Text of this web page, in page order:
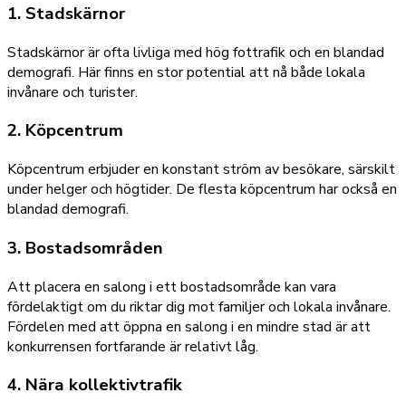
1. Stadskärnor
Stadskärnor är ofta livliga med hög fottrafik och en blandad
demografi. Här finns en stor potential att nå både lokala
invånare och turister.
2. Köpcentrum
Köpcentrum erbjuder en konstant ström av besökare, särskilt
under helger och högtider. De flesta köpcentrum har också en
blandad demografi.
3. Bostadsområden
Att placera en salong i ett bostadsområde kan vara
fördelaktigt om du riktar dig mot familjer och lokala invånare.
Fördelen med att öppna en salong i en mindre stad är att
konkurrensen fortfarande är relativt låg.
4. Nära kollektivtrafik